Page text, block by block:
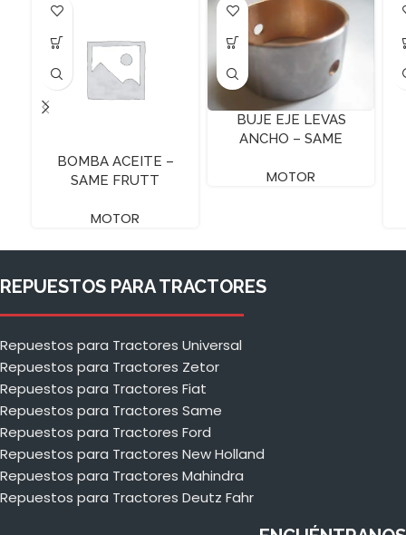
BOMBA ACEITE –
SAME FRUTT
MOTOR
BUJE EJE LEVAS
ANCHO – SAME
MOTOR
REPUESTOS PARA TRACTORES
Repuestos para Tractores Universal
Repuestos para Tractores Zetor
Repuestos para Tractores Fiat
Repuestos para Tractores Same
Repuestos para Tractores Ford
Repuestos para Tractores New Holland
Repuestos para Tractores Mahindra
Repuestos para Tractores Deutz Fahr